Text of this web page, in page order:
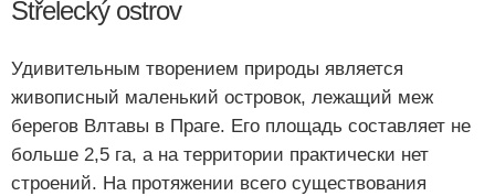
Střelecký ostrov
Удивительным творением природы является
живописный маленький островок, лежащий меж
берегов Влтавы в Праге. Его площадь составляет не
больше 2,5 га, а на территории практически нет
строений. На протяжении всего существования